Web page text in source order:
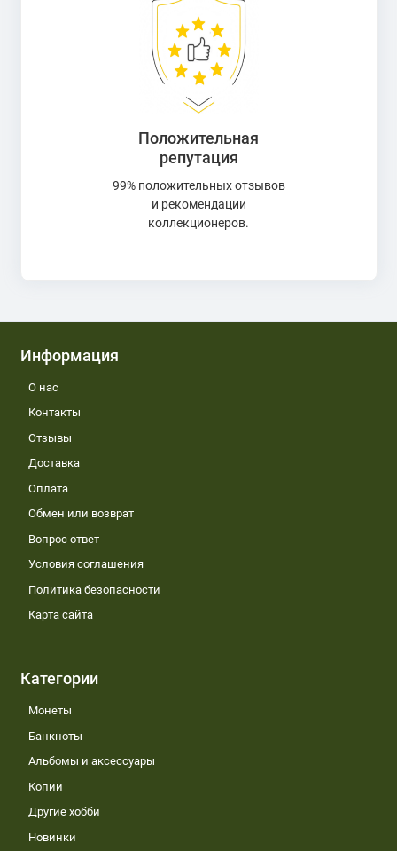
Положительная
репутация
99% положительных отзывов
и рекомендации
коллекционеров.
Информация
О нас
Контакты
Отзывы
Доставка
Оплата
Обмен или возврат
Вопрос ответ
Условия соглашения
Политика безопасности
Карта сайта
Категории
Монеты
Банкноты
Альбомы и аксессуары
Копии
Другие хобби
Новинки